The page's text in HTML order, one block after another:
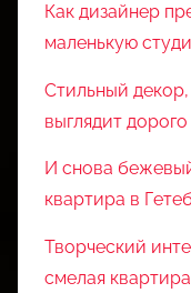
Как дизайнер
маленькую
Стильный
выглядит дорого
И снова
квартира в
Творческий
смелая